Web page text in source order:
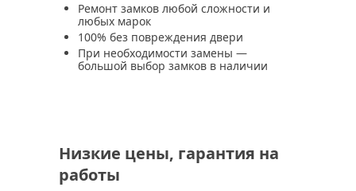
замена ручки дверного замка
замена дверных замков
установка дверных замков
замена входного замка
вскрытие и замена замков эльбор
Ремонт замков любой сложности и
любых марок
100% без повреждения двери
При необходимости замены —
большой выбор замков в наличии
Низкие цены, гарантия на
работы